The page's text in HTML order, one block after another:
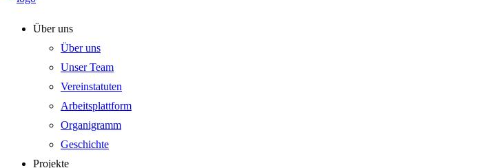
Über uns
Über uns
Unser Team
Vereinstatuten
Arbeitsplattform
Organigramm
Geschichte
Projekte